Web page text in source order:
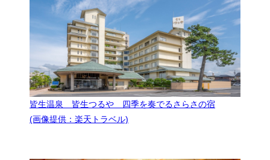
皆生温泉 皆生つるや 四季を奏でるさらさの宿
(画像提供：楽天トラベル)